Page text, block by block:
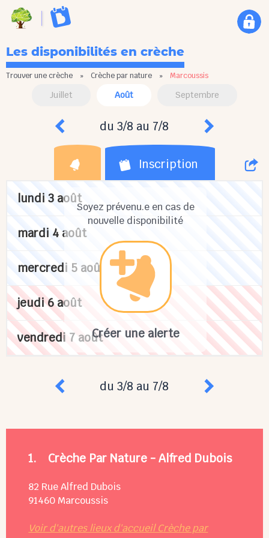
Les disponibilités en crèche
Trouver une crèche » Crèche par nature » Marcoussis
Juillet Août Septembre
du 3/8 au 7/8
Inscription
Soyez prévenu.e en cas de
nouvelle disponibilité
Créer une alerte
lundi 3 août
mardi 4 août
mercredi 5 août
jeudi 6 août
vendredi 7 août
du 3/8 au 7/8
1. Crèche Par Nature - Alfred Dubois
82 Rue Alfred Dubois
91460 Marcoussis
Voir d'autres lieux d'accueil Crèche par